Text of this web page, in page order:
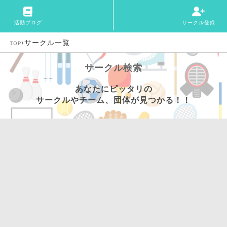
活動ブログ サークル登録
TOP›サークル一覧
サークル検索
あなたにピッタリの
サークルやチーム、団体が見つかる！！